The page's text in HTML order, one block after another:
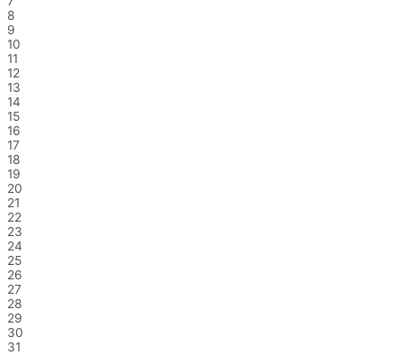
8
9
10
11
12
13
14
15
16
17
18
19
20
21
22
23
24
25
26
27
28
29
30
31